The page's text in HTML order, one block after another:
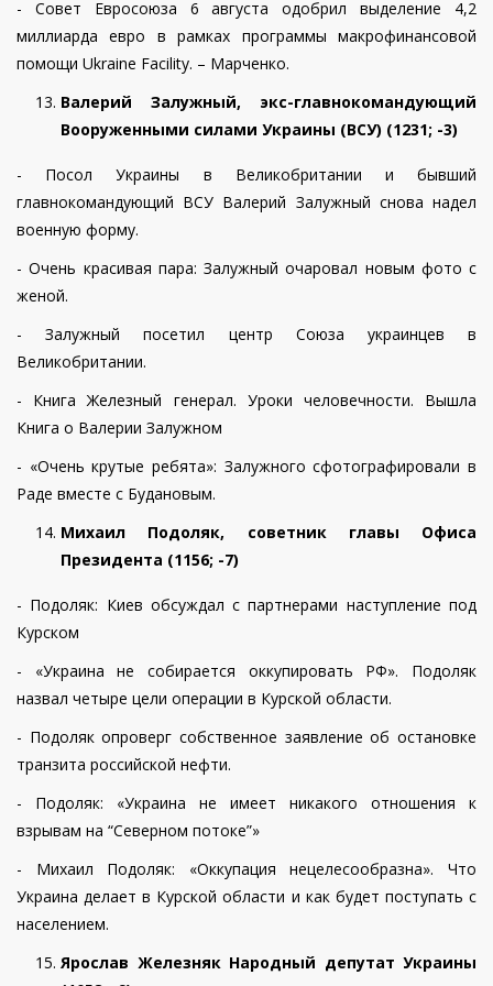
- Совет Евросоюза 6 августа одобрил выделение 4,2
миллиарда евро в рамках программы макрофинансовой
помощи Ukraine Facility. – Марченко.
Валерий Залужный, экс-главнокомандующий
Вооруженными силами Украины (ВСУ) (1231; -3)
- Посол Украины в Великобритании и бывший
главнокомандующий ВСУ Валерий Залужный снова надел
военную форму.
- Очень красивая пара: Залужный очаровал новым фото с
женой.
- Залужный посетил центр Союза украинцев в
Великобритании.
- Книга Железный генерал. Уроки человечности. Вышла
Книга о Валерии Залужном
- «Очень крутые ребята»: Залужного сфотографировали в
Раде вместе с Будановым.
Михаил Подоляк, советник главы Офиса
Президента (1156; -7)
- Подоляк: Киев обсуждал с партнерами наступление под
Курском
- «Украина не собирается оккупировать РФ». Подоляк
назвал четыре цели операции в Курской области.
- Подоляк опроверг собственное заявление об остановке
транзита российской нефти.
- Подоляк: «Украина не имеет никакого отношения к
взрывам на “Северном потоке”»
- Михаил Подоляк: «Оккупация нецелесообразна». Что
Украина делает в Курской области и как будет поступать с
населением.
Ярослав Железняк Народный депутат Украины